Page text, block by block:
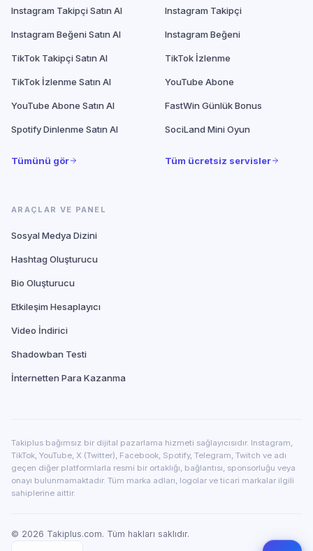
Instagram Takipçi Satın Al
Instagram Beğeni Satın Al
TikTok Takipçi Satın Al
TikTok İzlenme Satın Al
YouTube Abone Satın Al
Spotify Dinlenme Satın Al
Tümünü gör
Instagram Takipçi
Instagram Beğeni
TikTok İzlenme
YouTube Abone
FastWin Günlük Bonus
SociLand Mini Oyun
Tüm ücretsiz servisler
ARAÇLAR VE PANEL
Sosyal Medya Dizini
Hashtag Oluşturucu
Bio Oluşturucu
Etkileşim Hesaplayıcı
Video İndirici
Shadowban Testi
İnternetten Para Kazanma
Takiplus bağımsız bir dijital pazarlama hizmeti sağlayıcısıdır. Instagram,
TikTok, YouTube, X (Twitter), Facebook, Spotify, Telegram, Twitch ve adı
geçen diğer platformlarla resmi bir ortaklığı, bağlantısı, sponsorluğu veya
onayı bulunmamaktadır. Tüm marka adları, logolar ve ticari markalar ilgili
sahiplerine aittir.
© 2026 Takiplus.com. Tüm hakları saklıdır.